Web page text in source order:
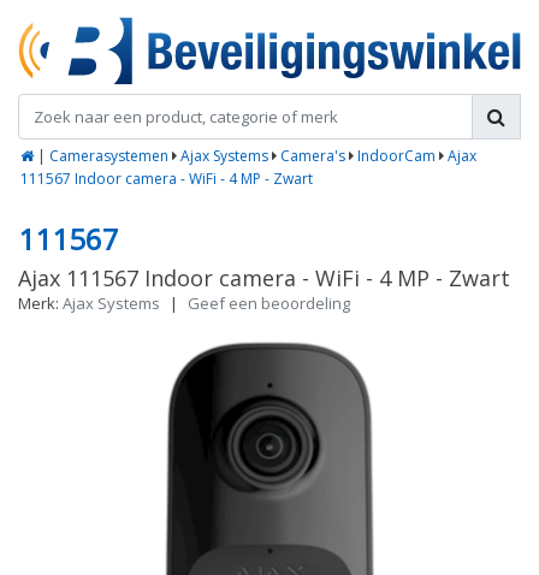
| Camerasystemen Ajax Systems Camera's IndoorCam
Ajax
111567 Indoor camera - WiFi - 4 MP - Zwart
111567
Ajax 111567 Indoor camera - WiFi - 4 MP - Zwart
Merk: Ajax Systems | Geef een beoordeling